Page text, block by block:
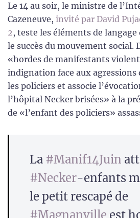
Le 14 au soir, le ministre de
Cazeneuve, invité par David
2, teste les éléments de
le succès du mouvement social.
«hordes de manifestants
indignation face aux
les policiers et associe
l’hôpital Necker brisées» à la
de «l’enfant des policiers»
La #Manif14Juin
#Necker-enfants
le petit rescapé de
#Magnanville est